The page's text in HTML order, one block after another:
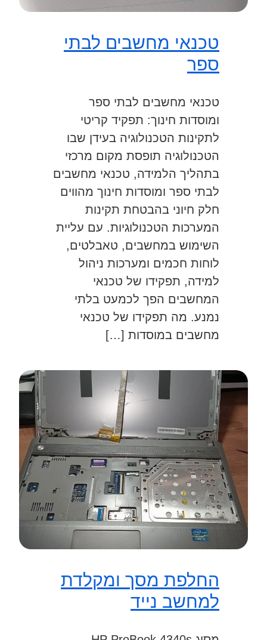
טכנאי מחשבים לבתי
ספר
טכנאי מחשבים לבתי ספר
ומוסדות חינוך: תפקיד קריטי
לתקינות הטכנולוגיה בעידן שבו
הטכנולוגיה תופסת מקום מרכזי
בתהליך הלמידה, טכנאי מחשבים
לבתי ספר ומוסדות חינוך מהווים
חלק חיוני בהבטחת תקינות
המערכות הטכנולוגיות. עם עליית
השימוש במחשבים, טאבלטים,
לוחות חכמים ומערכות ניהול
למידה, תפקידו של טכנאי
המחשבים הפך לכמעט בלתי
נמנע. מה תפקידו של טכנאי
מחשבים במוסדות […]
החלפת מסך ומקלדת
למחשב נייד